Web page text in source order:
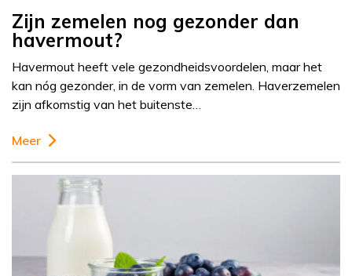
Zijn zemelen nog gezonder dan
havermout?
Havermout heeft vele gezondheidsvoordelen, maar het
kan nóg gezonder, in de vorm van zemelen. Haverzemelen
zijn afkomstig van het buitenste…
Meer